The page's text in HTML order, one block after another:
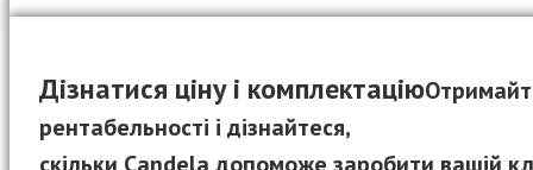
Дізнатися ціну і комплектацію
рентабельності і дізнайтеся,
скільки Candela допоможе заробити вашій